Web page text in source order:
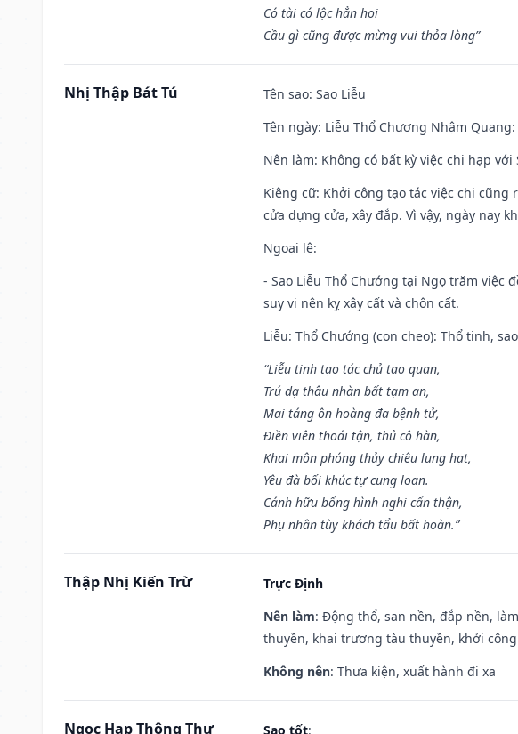
Có tài có lộc hẳn hoi
Cầu gì cũng được mừng vui thỏa lòng”
Nhị Thập Bát Tú Tên sao: Sao Liễu
Tên ngày: Liễu Thổ Chương Nhậm
Nên làm: Không có bất kỳ việc chi hạp với
Kiêng cữ: Khởi công tạo tác việc chi
cửa dựng cửa, xây đắp. Vì vậy, ngày nay
Ngoại lệ:
- Sao Liễu Thổ Chướng tại Ngọ trăm việc
suy vi nên kỵ xây cất và chôn cất.
Liễu: Thổ Chướng (con cheo): Thổ tinh,
“Liễu tinh tạo tác chủ tao quan,
Trú dạ thâu nhàn bất tạm an,
Mai táng ôn hoàng đa bệnh tử,
Điền viên thoái tận, thủ cô hàn,
Khai môn phóng thủy chiêu lung hạt,
Yêu đà bối khúc tự cung loan.
Cánh hữu bổng hình nghi cẩn thận,
Phụ nhân tùy khách tẩu bất hoàn.”
Thập Nhị Kiến Trừ
Trực Định
Nên làm: Động thổ, san nền, đắp nền,
thuyền, khai trương tàu thuyền, khởi
Không nên: Thưa kiện, xuất hành đi xa
Ngọc Hạp Thông Thư Sao tốt: